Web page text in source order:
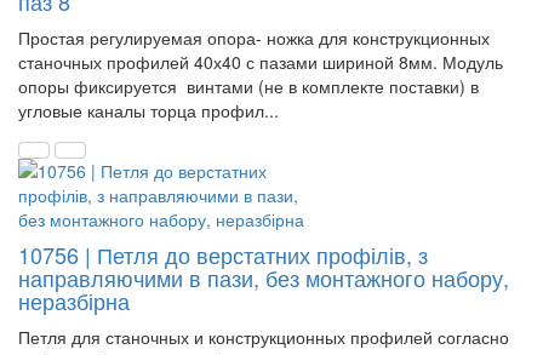
Простая регулируемая опора- ножка для конструкционных
станочных профилей 40х40 с пазами шириной 8мм. Модуль
опоры фиксируется винтами (не в комплекте поставки) в
угловые каналы торца профил...
10756 | Петля до верстатних профілів, з
направляючими в пази, без монтажного набору,
неразбірна
Петля для станочных и конструкционных профилей согласно